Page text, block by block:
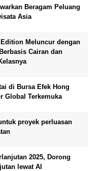
Beragam Peluang
Asia
Meluncur dengan
Cairan dan
di Bursa Efek Hong
Global Terkemuka
proyek perluasan
2025, Dorong
lewat AI